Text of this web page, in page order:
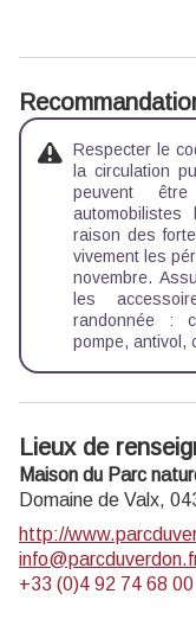
Respecter le
la circulation
peuvent
raison des
vivement les
novembre.
les
randonnée :
pompe, antivol,
Lieux de
Maison du Parc
Domaine de Valx,
http://
+33 (0)4 92 74 68 00